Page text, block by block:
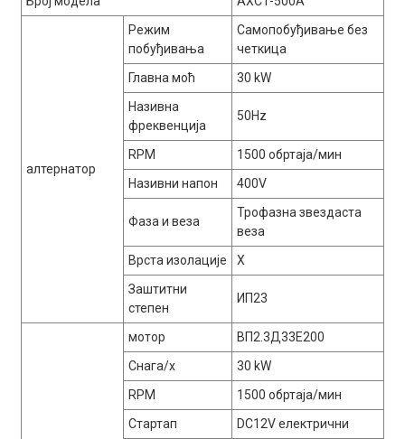
алтернатор
Режим
побуђивања
Самопобуђивање без
четкица
Главна моћ
30 kW
Називна
фреквенција
50Hz
RPM
1500 обртаја/мин
Називни напон
400V
Фаза и веза
Трофазна звездаста
веза
Врста изолације
Х
Заштитни
степен
ИП23
мотор
ВП2.3Д33Е200
Снага/х
30 kW
RPM
1500 обртаја/мин
Стартап
DC12V електрични